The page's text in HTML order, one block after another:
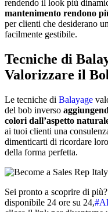
rendendo il look più
mantenimento rendono
per clienti che desiderano
facilmente gestibile.
Tecniche di
Valorizzare il
Le tecniche di Balayage
del bob inverso
colori dall’aspetto
ai tuoi clienti una
dimenticarti di ricordare
della forma perfetta.
Sei pronto a scoprire di
disponibile 24 ore su 24,